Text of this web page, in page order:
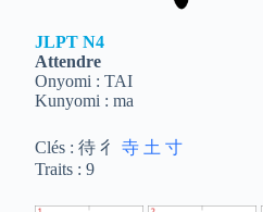
JLPT N4
Attendre
Onyomi : TAI
Kunyomi : ma
Clés : 待 彳寺 土 寸
Traits : 9